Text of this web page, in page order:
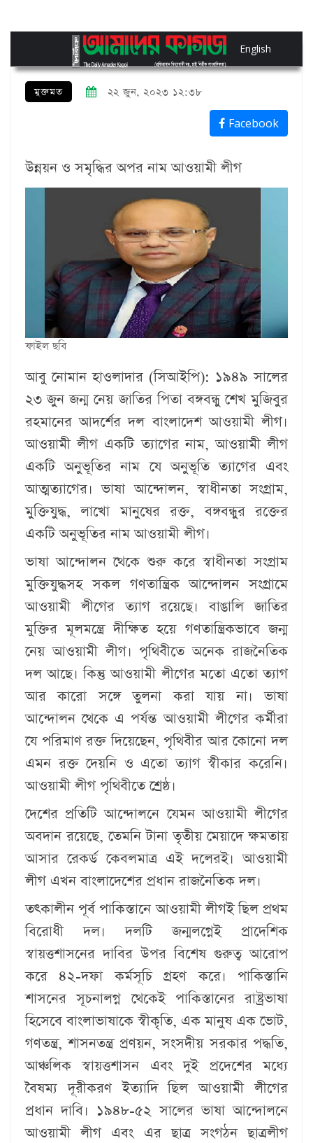
English
মুক্তমত ২২ জুন, ২০২৩ ১২:৩৮
Facebook
উন্নয়ন ও সমৃদ্ধির অপর নাম আওয়ামী লীগ
ফাইল ছবি
আবু নোমান হাওলাদার (সিআইপি): ১৯৪৯ সালের
২৩ জুন জন্ম নেয় জাতির পিতা বঙ্গবন্ধু শেখ মুজিবুর
রহমানের আদর্শের দল বাংলাদেশ আওয়ামী লীগ।
আওয়ামী লীগ একটি ত্যাগের নাম, আওয়ামী লীগ
একটি অনুভূতির নাম যে অনুভূতি ত্যাগের এবং
আত্মত্যাগের। ভাষা আন্দোলন, স্বাধীনতা সংগ্রাম,
মুক্তিযুদ্ধ, লাখো মানুষের রক্ত, বঙ্গবন্ধুর রক্তের
একটি অনুভূতির নাম আওয়ামী লীগ।
ভাষা আন্দোলন থেকে শুরু করে স্বাধীনতা সংগ্রাম
মুক্তিযুদ্ধসহ সকল গণতান্ত্রিক আন্দোলন সংগ্রামে
আওয়ামী লীগের ত্যাগ রয়েছে। বাঙালি জাতির
মুক্তির মূলমন্ত্রে দীক্ষিত হয়ে গণতান্ত্রিকভাবে জন্ম
নেয় আওয়ামী লীগ। পৃথিবীতে অনেক রাজনৈতিক
দল আছে। কিন্তু আওয়ামী লীগের মতো এতো ত্যাগ
আর কারো সঙ্গে তুলনা করা যায় না। ভাষা
আন্দোলন থেকে এ পর্যন্ত আওয়ামী লীগের কর্মীরা
যে পরিমাণ রক্ত দিয়েছেন, পৃথিবীর আর কোনো দল
এমন রক্ত দেয়নি ও এতো ত্যাগ স্বীকার করেনি।
আওয়ামী লীগ পৃথিবীতে শ্রেষ্ঠ।
দেশের প্রতিটি আন্দোলনে যেমন আওয়ামী লীগের
অবদান রয়েছে, তেমনি টানা তৃতীয় মেয়াদে ক্ষমতায়
আসার রেকর্ড কেবলমাত্র এই দলেরই। আওয়ামী
লীগ এখন বাংলাদেশের প্রধান রাজনৈতিক দল।
তৎকালীন পূর্ব পাকিস্তানে আওয়ামী লীগই ছিল প্রথম
বিরোধী দল। দলটি জন্মলগ্নেই প্রাদেশিক
স্বায়ত্তশাসনের দাবির উপর বিশেষ গুরুত্ব আরোপ
করে ৪২-দফা কর্মসূচি গ্রহণ করে। পাকিস্তানি
শাসনের সূচনালগ্ন থেকেই পাকিস্তানের রাষ্ট্রভাষা
হিসেবে বাংলাভাষাকে স্বীকৃতি, এক মানুষ এক ভোট,
গণতন্ত্র, শাসনতন্ত্র প্রণয়ন, সংসদীয় সরকার পদ্ধতি,
আঞ্চলিক স্বায়ত্তশাসন এবং দুই প্রদেশের মধ্যে
বৈষম্য দূরীকরণ ইত্যাদি ছিল আওয়ামী লীগের
প্রধান দাবি। ১৯৪৮-৫২ সালের ভাষা আন্দোলনে
আওয়ামী লীগ এবং এর ছাত্র সংগঠন ছাত্রলীগ